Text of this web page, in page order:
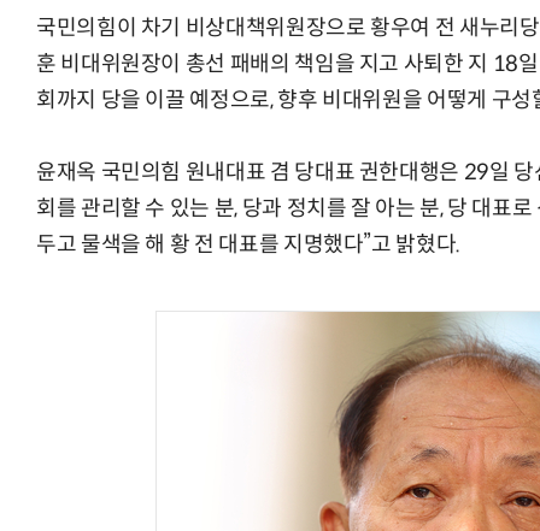
국민의힘이 차기 비상대책위원장으로 황우여 전 새누리
훈 비대위원장이 총선 패배의 책임을 지고 사퇴한 지 18
회까지 당을 이끌 예정으로, 향후 비대위원을 어떻게 구
윤재옥 국민의힘 원내대표 겸 당대표 권한대행은 29일
회를 관리할 수 있는 분, 당과 정치를 잘 아는 분, 당 대표
두고 물색을 해 황 전 대표를 지명했다”고 밝혔다.